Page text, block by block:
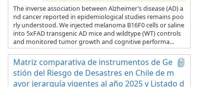
The inverse association between Alzheimer’s disease (AD) a
nd cancer reported in epidemiological studies remains poo
rly understood. We injected melanoma B16F0 cells or saline
into 5xFAD transgenic AD mice and wildtype (WT) controls
and monitored tumor growth and cognitive performa...
Matriz comparativa de instrumentos de Ge
stión del Riesgo de Desastres en Chile de m
ayor jerarquía vigentes al año 2025 y Listado d